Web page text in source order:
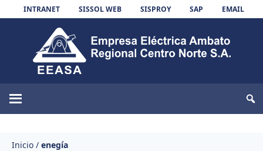
Skip to content
INTRANET SISSOL WEB SISPROY SAP EMAIL
EEASA
Inicio / enegía